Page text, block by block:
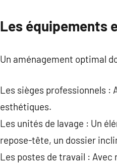
Les équipements
Un aménagement optimal
Les sièges professionnels :
esthétiques.
Les unités de lavage : Un
repose-tête, un dossier
Les postes de travail :